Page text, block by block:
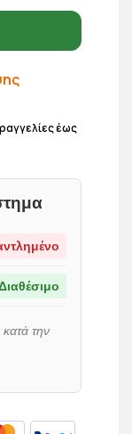
έως
κατά την